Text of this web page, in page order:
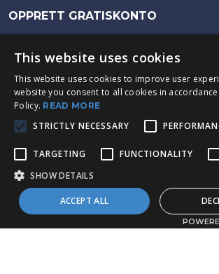
OPPRETT GRATISKONTO
Fürstenbergsgatan 4, 416 64
Timeplan / Exsens AB
INTEGRITETSPOLICY
This website uses cookies
This website uses cookies to improve user
website you consent to all cookies in
Policy. READ MORE
STRICTLY NECESSARY
TARGETING FUNCTIONALITY
SHOW DETAILS
ACCEPT ALL